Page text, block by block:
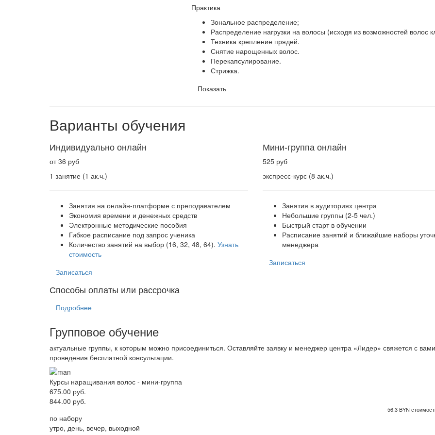
Практика
Зональное распределение;
Распределение нагрузки на волосы (исходя из возможностей волос
Техника крепление прядей.
Снятие нарощенных волос.
Перекапсулирование.
Стрижка.
Показать
Варианты обучения
Индивидуально онлайн
от 36 руб
1 занятие (1 ак.ч.)
Занятия на онлайн-платформе с преподавателем
Экономия времени и денежных средств
Электронные методические пособия
Гибкое расписание под запрос ученика
Количество занятий на выбор (16, 32, 48, 64). Узнать
стоимость
Записаться
Мини-группа онлайн
525 руб
экспресс-курс (8 ак.ч.)
Занятия в аудиториях центра
Небольшие группы (2-5 чел.)
Быстрый старт в обучении
Расписание занятий и ближайшие наборы
менеджера
Записаться
Способы оплаты или рассрочка
Подробнее
Групповое обучение
актуальные группы, к которым можно присоединиться. Оставляйте заявку и менеджер центра «Лидер» свяжется с
проведения бесплатной консультации.
Курсы наращивания волос - мини-группа
675.00 руб.
844.00 руб.
56.3 BYN
по набору
утро, день, вечер, выходной